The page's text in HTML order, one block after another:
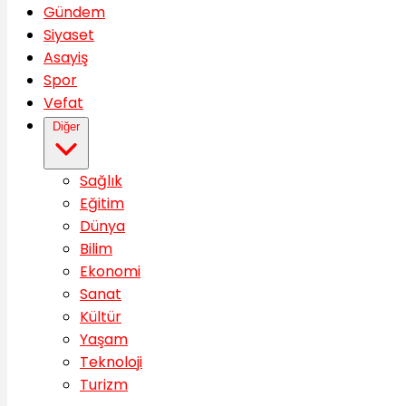
Gündem
Siyaset
Asayiş
Spor
Vefat
Diğer
Sağlık
Eğitim
Dünya
Bilim
Ekonomi
Sanat
Kültür
Yaşam
Teknoloji
Turizm